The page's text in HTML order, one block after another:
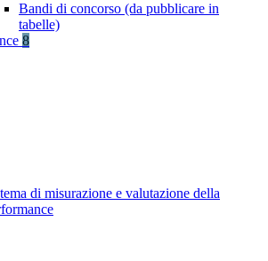
Bandi di concorso (da pubblicare in
tabelle)
8
di misurazione e valutazione della